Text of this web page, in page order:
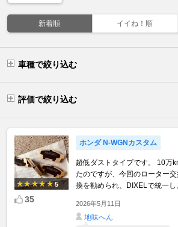
新着順 イイね！順
車種で絞り込む
評価で絞り込む
5
35
ホンダ N-WGNカスタム
超低ダストタイプです。 10万
たのですが、今回のローター
換を勧められ、DIXELで統一し
2026年5月11日
地味へん